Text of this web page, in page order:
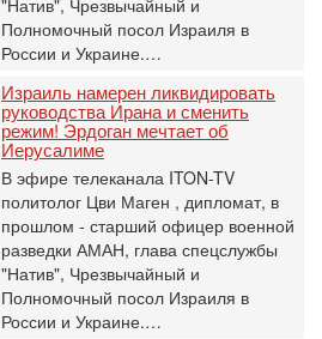
Полномочный посол Израиля в
России и Украине.…
Израиль намерен ликвидировать
руководства Ирана и сменить
режим! Эрдоган мечтает об
Иерусалиме
В эфире телеканала ITON-TV
политолог Цви Маген , дипломат, в
прошлом - старший офицер военной
разведки АМАН, глава спецслужбы
"Натив", ‎Чрезвычайный и
Полномочный посол Израиля в
России и Украине.…